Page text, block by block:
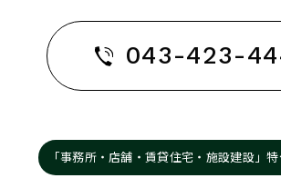
043-423-
「事務所・店舗・賃貸住宅・施設建設」